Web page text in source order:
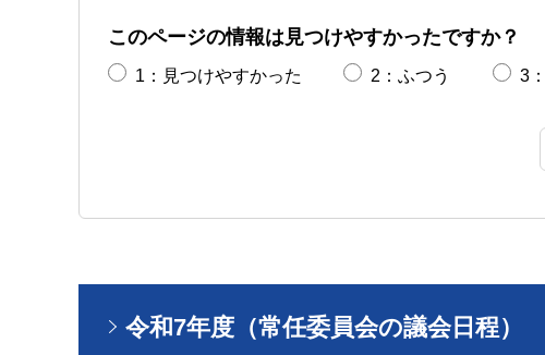
このページの情報は見つけやすかったですか？
1：見つけやすかった 2：ふつう 3
令和7年度（常任委員会の議会日程）